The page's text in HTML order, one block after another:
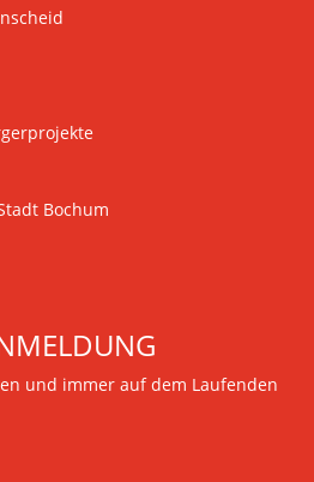
Bochum
und immer auf dem Laufenden